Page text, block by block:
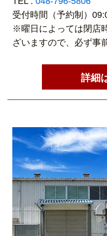
受付時間（予約制）
※曜日によっては閉店
ざいますので、必ず事
詳細